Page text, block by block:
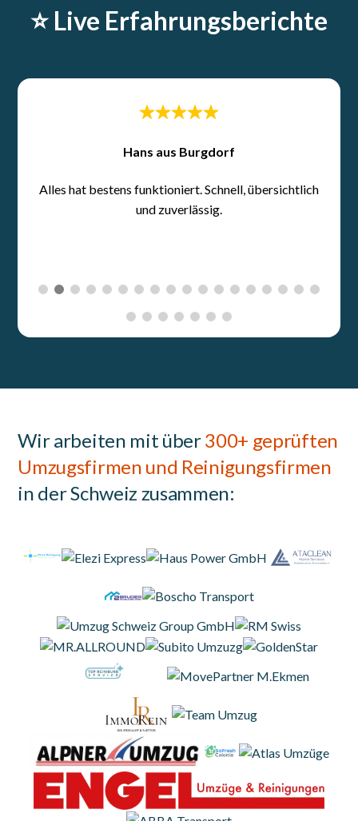
⭐️ Live Erfahrungsberichte
Wir arbeiten mit über300+ geprüften
Umzugsfirmen und Reinigungsfirmen
in der Schweiz zusammen: